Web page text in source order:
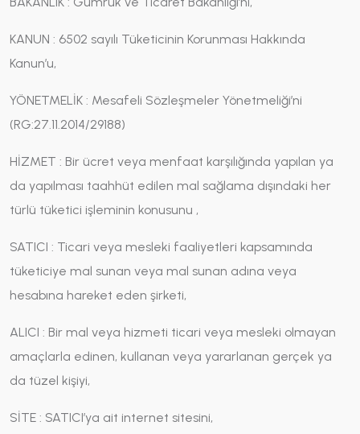
KANUN : 6502 sayılı Tüketicinin Korunması Hakkında
Kanun’u,
YÖNETMELİK : Mesafeli Sözleşmeler Yönetmeliği’ni
(RG:27.11.2014/29188)
HİZMET : Bir ücret veya menfaat karşılığında yapılan ya
da yapılması taahhüt edilen mal sağlama dışındaki her
türlü tüketici işleminin konusunu ,
SATICI : Ticari veya mesleki faaliyetleri kapsamında
tüketiciye mal sunan veya mal sunan adına veya
hesabına hareket eden şirketi,
ALICI : Bir mal veya hizmeti ticari veya mesleki olmayan
amaçlarla edinen, kullanan veya yararlanan gerçek ya
da tüzel kişiyi,
SİTE : SATICI’ya ait internet sitesini,